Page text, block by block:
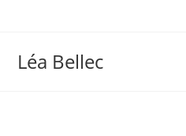
Léa Bellec